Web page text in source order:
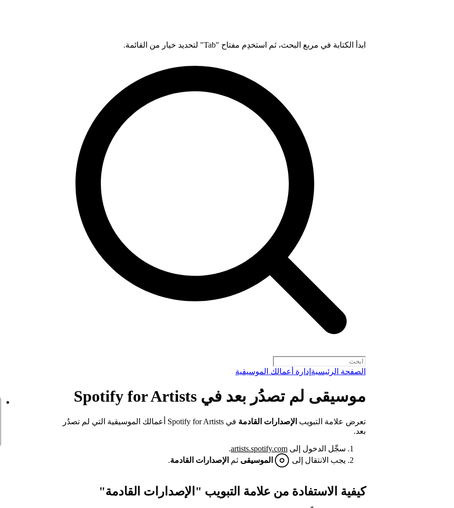
ابدأ الكتابة في مربع البحث، ثم استخدِم مفتاح "Tab" لتحديد خيار من القائمة.
الصفحة الرئيسية إدارة أعمالك الموسيقية
موسيقى لم تصدُر بعد في Spotify for Artists
تعرض علامة التبويب الإصدارات القادمة
في Spotify for Artists أعمالك الموسيقية التي لم تصدُر
بعد.
سجِّل الدخول إلى artists.spotify.com
.
يجب الانتقال إلى
الموسيقى ثم الإصدارات القادمة.
كيفية الاستفادة من علامة التبويب "الإصدارات القادمة"